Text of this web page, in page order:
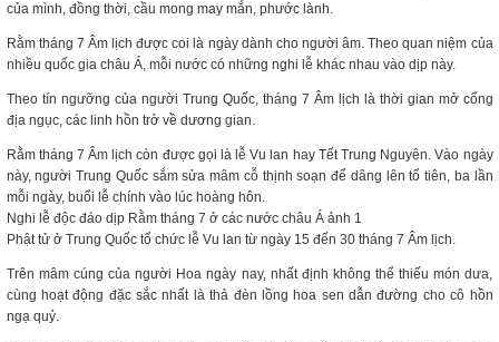
của mình, đồng thời, cầu mong may mắn, phước lành.
Rằm tháng 7 Âm lịch được coi là ngày dành cho người âm. Theo quan niệm của
nhiều quốc gia châu Á, mỗi nước có những nghi lễ khác nhau vào dịp này.
Theo tín ngưỡng của người Trung Quốc, tháng 7 Âm lịch là thời gian mở cổng
địa ngục, các linh hồn trở về dương gian.
Rằm tháng 7 Âm lịch còn được gọi là lễ Vu lan hay Tết Trung Nguyên. Vào ngày
này, người Trung Quốc sắm sửa mâm cỗ thịnh soạn để dâng lên tổ tiên, ba lần
mỗi ngày, buổi lễ chính vào lúc hoàng hôn.
Nghi lễ độc đáo dịp Rằm tháng 7 ở các nước châu Á ảnh 1
Phật tử ở Trung Quốc tổ chức lễ Vu lan từ ngày 15 đến 30 tháng 7 Âm lịch.
Trên mâm cúng của người Hoa ngày nay, nhất định không thể thiếu món dưa,
cùng hoạt động đặc sắc nhất là thả đèn lồng hoa sen dẫn đường cho cô hồn
ngạ quỷ.